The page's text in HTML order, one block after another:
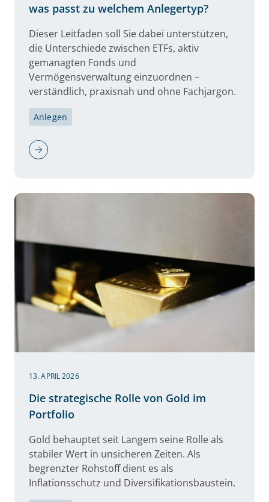
was passt zu welchem Anlegertyp?
Dieser Leitfaden soll Sie dabei unterstützen,
die Unterschiede zwischen ETFs, aktiv
gemanagten Fonds und
Vermögensverwaltung einzuordnen –
verständlich, praxisnah und ohne Fachjargon.
Anlegen
13. APRIL 2026
Die strategische Rolle von Gold im
Portfolio
Gold behauptet seit Langem seine Rolle als
stabiler Wert in unsicheren Zeiten. Als
begrenzter Rohstoff dient es als
Inflationsschutz und Diversifikationsbaustein.